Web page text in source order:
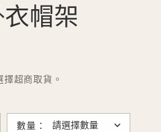
衣帽架
超商取貨。
數量：